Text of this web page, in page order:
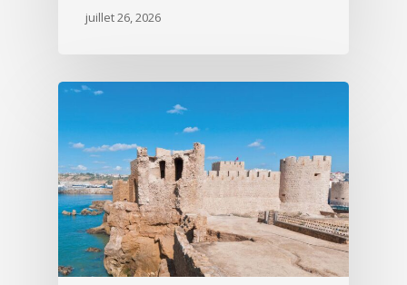
juillet 26, 2026